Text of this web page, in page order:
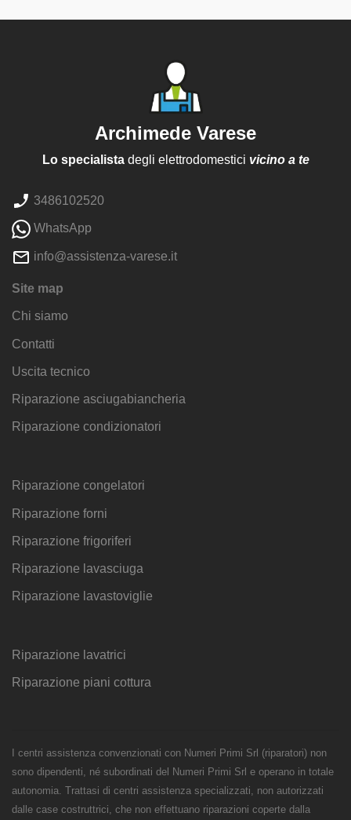
Archimede Varese
Lo specialistadegli elettrodomestici vicino a te
3486102520
WhatsApp
info@assistenza-varese.it
Site map
Chi siamo
Contatti
Uscita tecnico
Riparazione asciugabiancheria
Riparazione condizionatori
Riparazione congelatori
Riparazione forni
Riparazione frigoriferi
Riparazione lavasciuga
Riparazione lavastoviglie
Riparazione lavatrici
Riparazione piani cottura
I centri assistenza convenzionati con Numeri Primi Srl (riparatori) non
sono dipendenti, né subordinati del Numeri Primi Srl e operano in totale
autonomia. Trattasi di centri assistenza specializzati, non autorizzati
dalle case costruttrici, che non effettuano riparazioni coperte dalla